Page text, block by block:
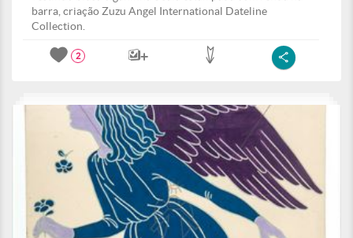
barra, criação Zuzu Angel International Dateline
Collection.
2